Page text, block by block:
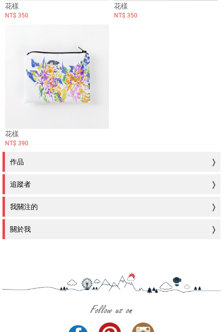
花樣
NT$ 350
花樣
NT$ 350
花樣
NT$ 390
作品
追蹤者
我關注的
關於我
Follow us on